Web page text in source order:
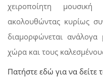
χειροποίητη
ακολουθώντας κυρίως
διαμορφώνεται
χώρα και τους
Πατήστε εδώ για να δείτε